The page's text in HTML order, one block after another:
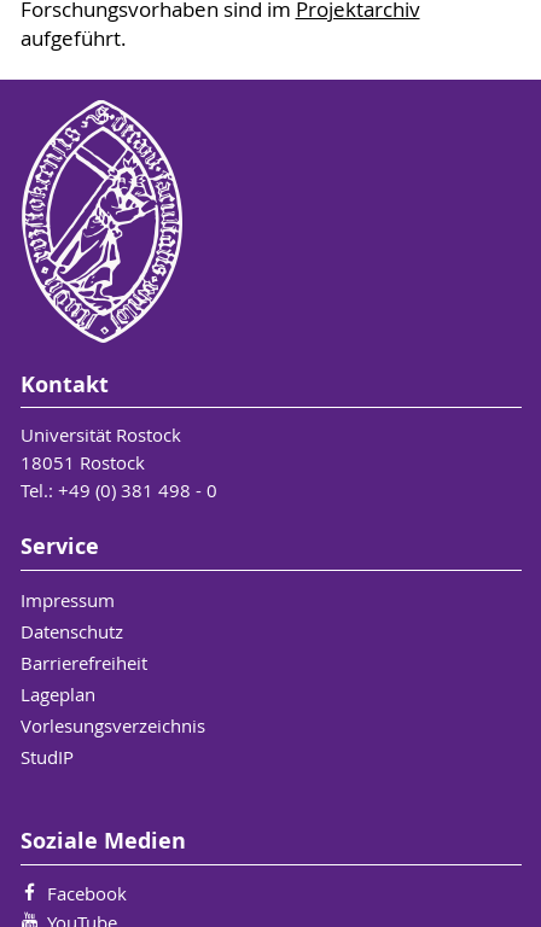
Forschungsvorhaben sind im Projektarchiv
aufgeführt.
Kontakt
Universität Rostock
18051 Rostock
Tel.: +49 (0) 381 498 - 0
Service
Impressum
Datenschutz
Barrierefreiheit
Lageplan
Vorlesungsverzeichnis
StudIP
Soziale Medien
Facebook
YouTube